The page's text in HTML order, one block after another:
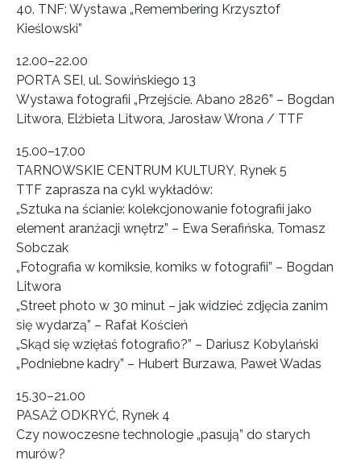
40. TNF: Wystawa „Remembering Krzysztof
Kieślowski”
12.00–22.00
PORTA SEI, ul. Sowińskiego 13
Wystawa fotografii „Przejście. Abano 2826” – Bogdan
Litwora, Elżbieta Litwora, Jarosław Wrona / TTF
15.00–17.00
TARNOWSKIE CENTRUM KULTURY, Rynek 5
TTF zaprasza na cykl wykładów:
„Sztuka na ścianie: kolekcjonowanie fotografii jako
element aranżacji wnętrz” – Ewa Serafińska, Tomasz
Sobczak
„Fotografia w komiksie, komiks w fotografii” – Bogdan
Litwora
„Street photo w 30 minut – jak widzieć zdjęcia zanim
się wydarzą” – Rafał Koścień
„Skąd się wzięłaś fotografio?” – Dariusz Kobylański
„Podniebne kadry” – Hubert Burzawa, Paweł Wadas
15.30–21.00
PASAŻ ODKRYĆ, Rynek 4
Czy nowoczesne technologie „pasują” do starych
murów?